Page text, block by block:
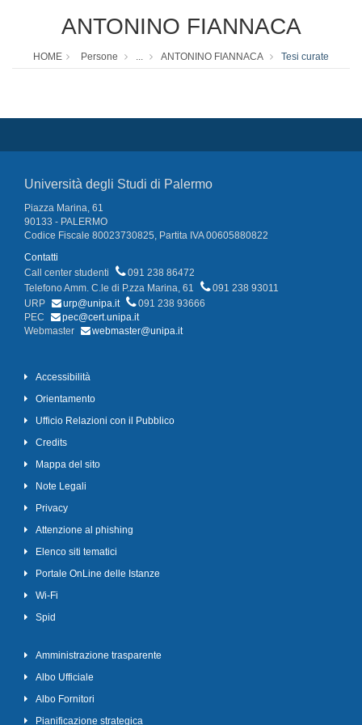
ANTONINO FIANNACA
HOME Persone ... ANTONINO FIANNACA Tesi curate
Università degli Studi di Palermo
Piazza Marina, 61
90133 - PALERMO
Codice Fiscale 80023730825, Partita IVA 00605880822
Contatti
Call center studenti
091 238 86472
Telefono Amm. C.le di P.zza Marina, 61
091 238 93011
URP
urp@unipa.it
091 238 93666
PEC
pec@cert.unipa.it
Webmaster
webmaster@unipa.it
Accessibilità
Orientamento
Ufficio Relazioni con il Pubblico
Credits
Mappa del sito
Note Legali
Privacy
Attenzione al phishing
Elenco siti tematici
Portale OnLine delle Istanze
Wi-Fi
Spid
Amministrazione trasparente
Albo Ufficiale
Albo Fornitori
Pianificazione strategica